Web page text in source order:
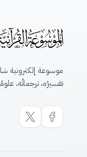
موسوعة إلكترونية
تفسيرُه، ترجماتُه،